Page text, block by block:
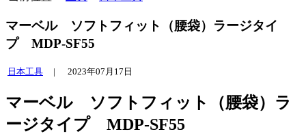
マーベル ソフトフィット（腰袋）ラージタイ
プ MDP-SF55
日本工具 | 2023年07月17日
マーベル ソフトフィット（腰袋）ラ
ージタイプ MDP-SF55